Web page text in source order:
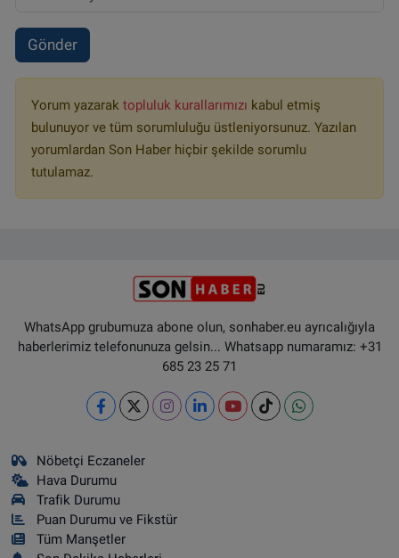
Gönder
Yorum yazarak topluluk kurallarımızı kabul etmiş
bulunuyor ve tüm sorumluluğu üstleniyorsunuz. Yazılan
yorumlardan Son Haber hiçbir şekilde sorumlu
tutulamaz.
WhatsApp grubumuza abone olun, sonhaber.eu ayrıcalığıyla
haberlerimiz telefonunuza gelsin... Whatsapp numaramız: +31
685 23 25 71
Nöbetçi Eczaneler
Hava Durumu
Trafik Durumu
Puan Durumu ve Fikstür
Tüm Manşetler